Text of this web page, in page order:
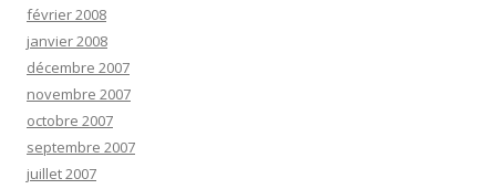
février 2008
janvier 2008
décembre 2007
novembre 2007
octobre 2007
septembre 2007
juillet 2007